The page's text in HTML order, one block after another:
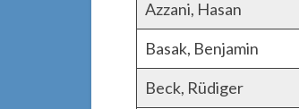
Azzani, Hasan
Basak, Benjamin
Beck, Rüdiger